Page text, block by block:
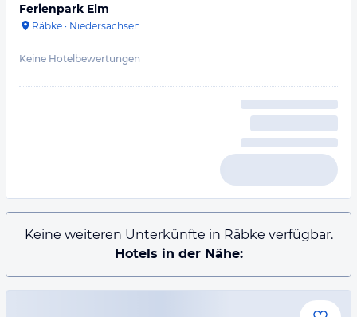
Ferienpark Elm
Räbke · Niedersachsen
Keine Hotelbewertungen
Keine weiteren Unterkünfte in Räbke verfügbar.
Hotels in der Nähe: